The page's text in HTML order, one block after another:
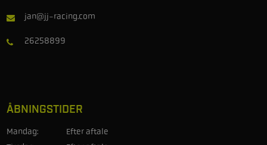
jan@jj-racing.com
26258899
ÅBNINGSTIDER
Mandag:
Efter aftale